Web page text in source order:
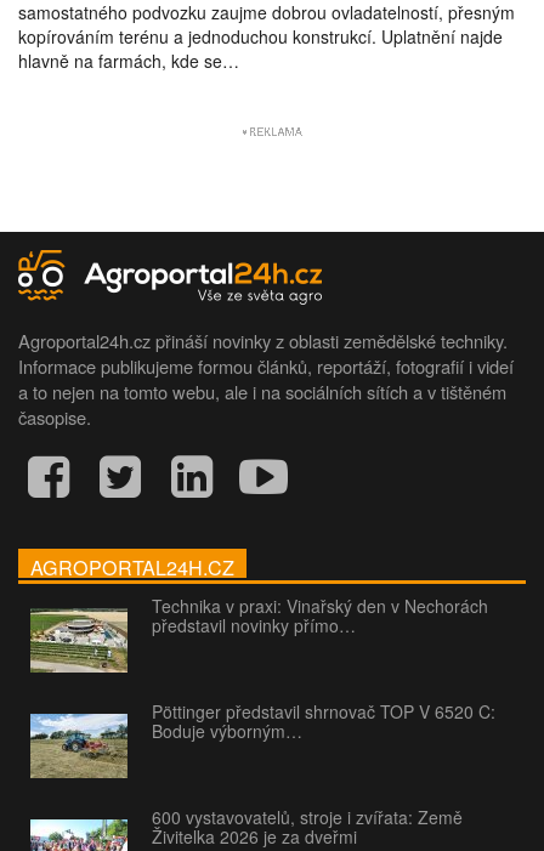
samostatného podvozku zaujme dobrou ovladatelností, přesným
kopírováním terénu a jednoduchou konstrukcí. Uplatnění najde
hlavně na farmách, kde se…
Agroportal24h.cz přináší novinky z oblasti zemědělské techniky.
Informace publikujeme formou článků, reportáží, fotografií i videí
a to nejen na tomto webu, ale i na sociálních sítích a v tištěném
časopise.
AGROPORTAL24H.CZ
Technika v praxi: Vinařský den v Nechorách
představil novinky přímo…
Pöttinger představil shrnovač TOP V 6520 C:
Boduje výborným…
600 vystavovatelů, stroje i zvířata: Země
Živitelka 2026 je za dveřmi